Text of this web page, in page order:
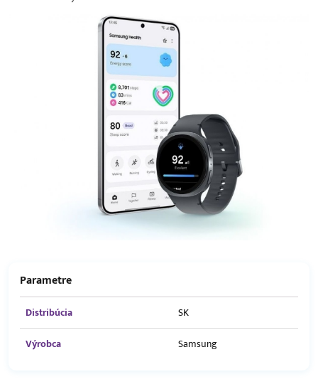
Parametre
Distribúcia
SK
Výrobca
Samsung